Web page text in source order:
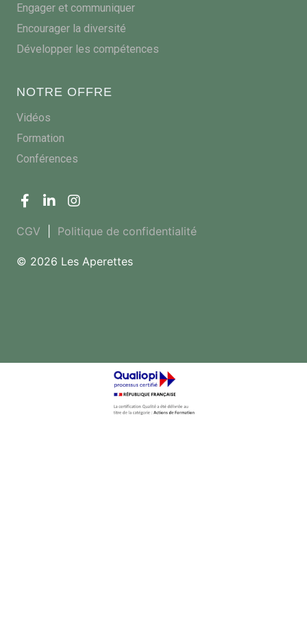
Engager et communiquer
Encourager la diversité
Développer les compétences
NOTRE OFFRE
Vidéos
Formation
Conférences
CGV Politique de confidentialité
© 2026 Les Aperettes